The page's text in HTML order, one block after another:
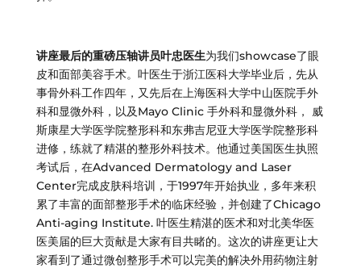
讲座最后的重磅压轴讲员叶忠医生为我们showcase了眼
皮和面部美容手术。叶医生于浙江医科大学毕业后，先从
事骨外科工作四年，又先后在上海医科大学中山医院手外
科和显微外科，以及Mayo Clinic 手外科和显微外科， 威
斯康星大学医学院整形科和东弗吉尼亚大学医学院整形科
进修，练就了精湛的整形外科技术。他通过美国医生执照
考试后，在Advanced Dermatology and Laser
Center完成皮肤科培训，于1997年开始执业，多年来积
累了丰富的面部整形手术的临床经验，并创建了Chicago
Anti-aging Institute. 叶医生精湛的医术和对北美华医
医美届的巨大贡献是大家有目共睹的。这次的讲座更让大
家看到了通过微创整形手术可以完美的解决外用药物注射